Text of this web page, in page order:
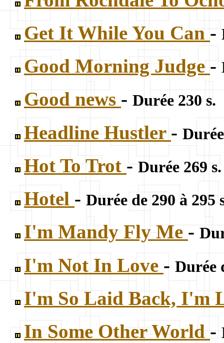
Get It While You Can -
Good Morning Judge -
Good news - Durée 230 s.
Headline Hustler -
Hot To Trot - Durée 269 s.
Hotel - Durée de 290 à
I'm Mandy Fly Me -
I'm Not In Love - Durée
I'm So Laid Back, I'm
In Some Other World -